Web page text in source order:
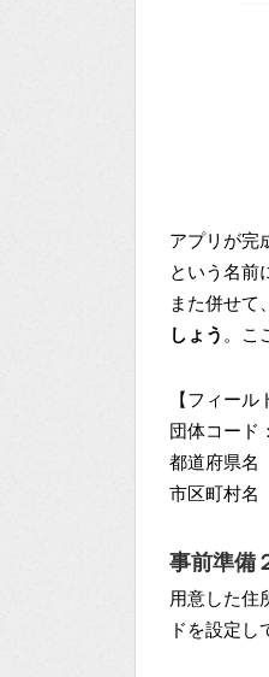
アプリが完
という名前
また併せて、
しょう 。こ
【フィール
団体コード
都道府県名
市区町村名
事前準備
用意した住
ドを設定し